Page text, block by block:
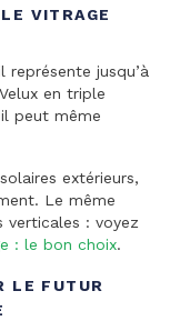
VITRAGE
jusqu’à
en triple
peut même
extérieurs,
Le même
verticales : voyez
: le bon choix.
LE FUTUR